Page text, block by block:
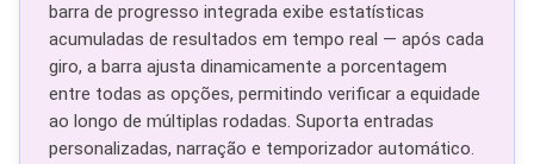
barra de progresso integrada exibe estatísticas
acumuladas de resultados em tempo real — após cada
giro, a barra ajusta dinamicamente a porcentagem
entre todas as opções, permitindo verificar a equidade
ao longo de múltiplas rodadas. Suporta entradas
personalizadas, narração e temporizador automático.